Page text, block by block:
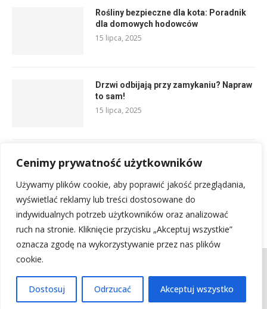
Cenimy prywatność użytkowników
Używamy plików cookie, aby poprawić jakość przeglądania,
wyświetlać reklamy lub treści dostosowane do
indywidualnych potrzeb użytkowników oraz analizować
ruch na stronie. Kliknięcie przycisku „Akceptuj wszystkie”
oznacza zgodę na wykorzystywanie przez nas plików
cookie.
Dostosuj Odrzucać Akceptuj wszystko
Rośliny bezpieczne dla kota: Poradnik
dla domowych hodowców
15 lipca, 2025
Drzwi odbijają przy zamykaniu? Napraw
to sam!
15 lipca, 2025
Tynki cementowo wapienne bez gładzi:
praktyczny przewodnik {h1_terms}
6 sierpnia, 2025
Kontakt
Kontakt z nami
@2025 - Wszystkie prawa zastrzeżone.